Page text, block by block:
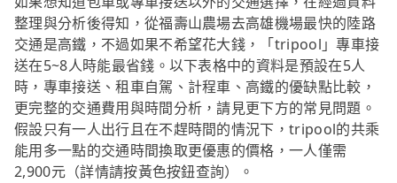
整理與分析後得知，從福壽山農場去高雄機場最快的陸路
交通是高鐵，不過如果不希望花大錢，「tripool」專車接
送在5~8人時能最省錢。以下表格中的資料是預設在5人
時，專車接送、租車自駕、計程車、高鐵的優缺點比較，
更完整的交通費用與時間分析，請見更下方的常見問題。
假設只有一人出行且在不趕時間的情況下，tripool的共乘
能用多一點的交通時間換取更優惠的價格，一人僅需
2,900元（詳情請按黃色按鈕查詢）。